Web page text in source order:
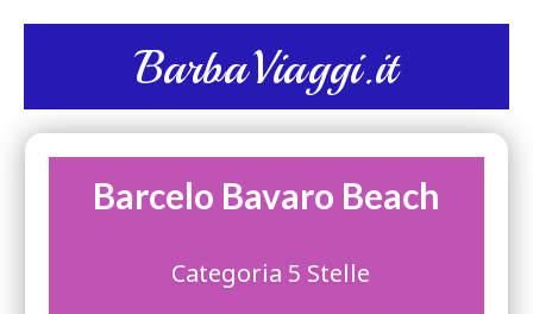
BarbaViaggi.it
Barcelo Bavaro Beach
Categoria 5 Stelle